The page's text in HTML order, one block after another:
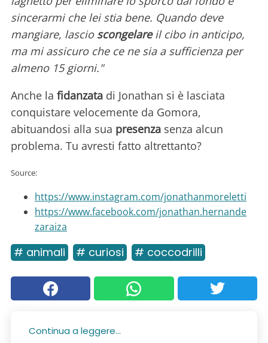
sincerarmi che lei stia bene. Quando deve
mangiare, lascio scongelareil cibo in anticipo,
ma mi assicuro che ce ne sia a sufficienza per
almeno 15 giorni."
Anche la fidanzata di Jonathan si è lasciata
conquistare velocemente da Gomora,
abituandosi alla sua presenza senza alcun
problema. Tu avresti fatto altrettanto?
Source:
https://www.instagram.com/jonathanmoreletti
https://www.facebook.com/jonathan.hernande
zaraiza
# animali # curiosi # coccodrilli
Continua a leggere...